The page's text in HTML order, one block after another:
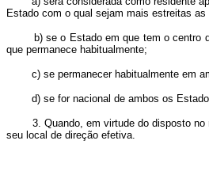
Estado com o qual sejam mais estreitas
b) se o Estado em que tem o centro de
que permanece habitualmente;
c) se permanecer habitualmente em
d) se for nacional de ambos os Estados
3. Quando, em virtude do disposto no
seu local de direção efetiva.